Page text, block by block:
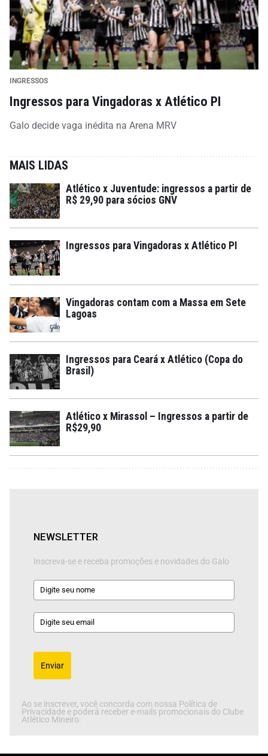
INGRESSOS
Ingressos para Vingadoras x Atlético PI
Galo decide vaga inédita na Arena MRV
MAIS LIDAS
Atlético x Juventude: ingressos a partir de
R$ 29,90 para sócios GNV
Ingressos para Vingadoras x Atlético PI
Vingadoras contam com a Massa em Sete
Lagoas
Ingressos para Ceará x Atlético (Copa do
Brasil)
Atlético x Mirassol – Ingressos a partir de
R$29,90
NEWSLETTER
Inscreva-se e receba promoções e novidades do Galo
Enviar
Ao se inscrever, você concorda com nossa Política de
Privacidade e poderá receber e-mails promocionais do Clube
Atlético Mineiro.